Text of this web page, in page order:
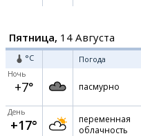
Пятница, 14 Августа
°C Погода
Ночь
+7° пасмурно
День
+17°
переменная
облачность